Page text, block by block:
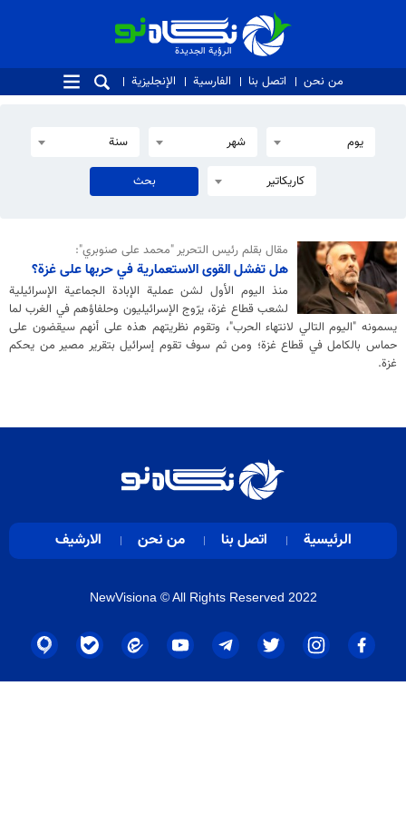
الرؤية الجديدة
الرؤية الجديدة
من نحن اتصل بنا الفارسية الإنجليزية
يوم شهر سنة
كاريكاتير
مقال بقلم رئيس التحرير "محمد علی صنوبري":
هل تفشل القوى الاستعمارية في حربها على غزة؟
منذ اليوم الأول لشن عملية الإبادة الجماعية الإسرائيلية
لشعب قطاع غزة، يرّوج الإسرائيليون وحلفاؤهم في الغرب لما
يسمونه "اليوم التالي لانتهاء الحرب"، وتقوم نظريتهم هذه على أنهم سيقضون على
حماس بالكامل في قطاع غزة؛ ومن ثم سوف تقوم إسرائيل بتقرير مصير من يحكم
غزة.
الرئيسية اتصل بنا من نحن الارشيف
NewVisiona © All Rights Reserved 2022